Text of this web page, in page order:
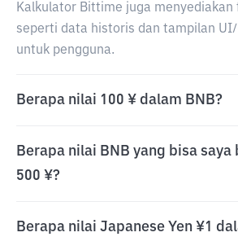
Kalkulator Bittime juga
seperti data historis dan tampilan UI/
untuk pengguna.
Berapa nilai 100 ¥ dalam BNB?
Berapa nilai BNB yang bisa saya
500 ¥?
Berapa nilai Japanese Yen ¥1